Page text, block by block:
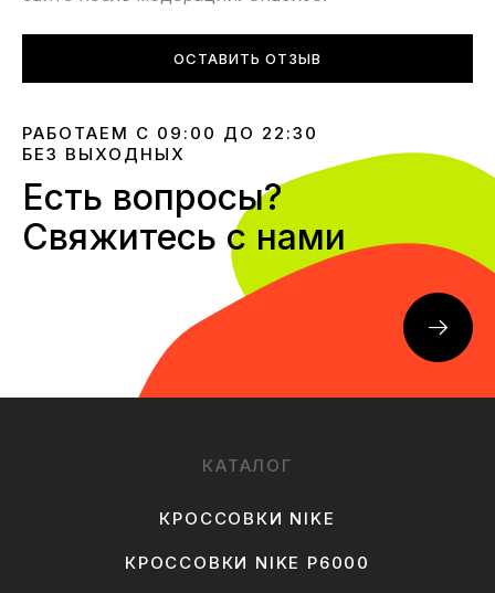
ОСТАВИТЬ ОТЗЫВ
РАБОТАЕМ С 09:00 ДО 22:30
БЕЗ ВЫХОДНЫХ
Есть вопросы?
Свяжитесь с нами
КАТАЛОГ
КРОССОВКИ NIKE
КРОССОВКИ NIKE P6000